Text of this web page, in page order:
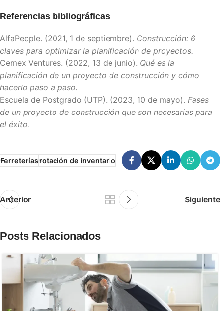
Referencias bibliográficas
AlfaPeople. (2021, 1 de septiembre). Construcción: 6
claves para optimizar la planificación de proyectos.
Cemex Ventures. (2022, 13 de junio). Qué es la
planificación de un proyecto de construcción y cómo
hacerlo paso a paso.
Escuela de Postgrado (UTP). (2023, 10 de mayo). Fases
de un proyecto de construcción que son necesarias para
el éxito.
Ferreteríasrotación de inventario
Anterior Siguiente
Posts Relacionados